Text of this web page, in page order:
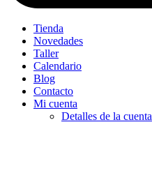
Tienda
Novedades
Taller
Calendario
Blog
Contacto
Mi cuenta
Detalles de la cuenta